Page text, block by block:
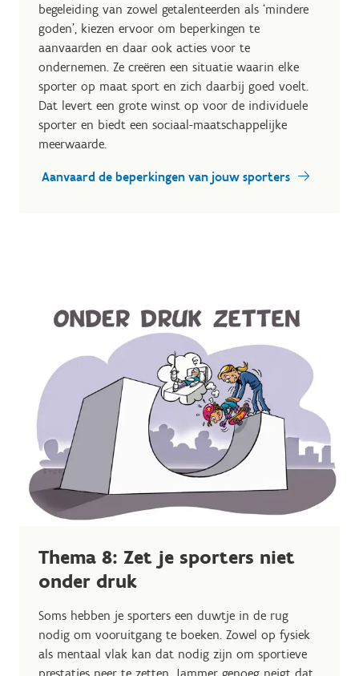
begeleiding van zowel getalenteerden als ‘mindere
goden’, kiezen ervoor om beperkingen te
aanvaarden en daar ook acties voor te
ondernemen. Ze creëren een situatie waarin elke
sporter op maat sport en zich daarbij goed voelt.
Dat levert een grote winst op voor de individuele
sporter en biedt een sociaal-maatschappelijke
meerwaarde.
Aanvaard de beperkingen van jouw sporters
Thema 8: Zet je sporters niet
onder druk
Soms hebben je sporters een duwtje in de rug
nodig om vooruitgang te boeken. Zowel op fysiek
als mentaal vlak kan dat nodig zijn om sportieve